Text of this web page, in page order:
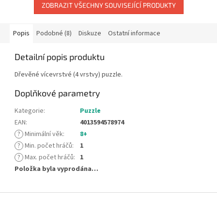
ZOBRAZIT VŠECHNY SOUVISEJÍCÍ PRODUKTY
Popis Podobné (8) Diskuze Ostatní informace
Detailní popis produktu
Dřevěné vícevrstvé (4 vrstvy) puzzle.
Doplňkové parametry
Kategorie:
Puzzle
EAN:
4013594578974
? Minimální věk:
8+
? Min. počet hráčů:
1
? Max. počet hráčů: 1
Položka byla vyprodána…